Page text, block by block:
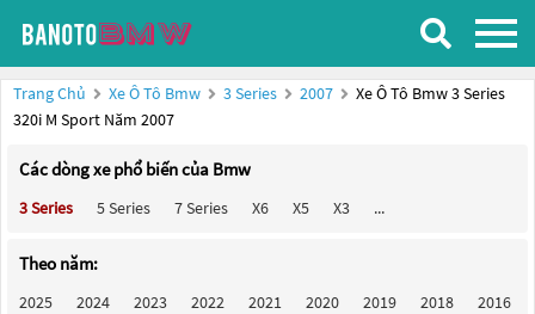
Trang Chủ Xe Ô Tô Bmw 3 Series 2007
Xe Ô Tô Bmw 3 Series
320i M Sport Năm 2007
Các dòng xe phổ biến của Bmw
3 Series 5 Series 7 Series X6 X5 X3 ...
Theo năm:
2025 2024 2023 2022 2021 2020 2019 2018 2016